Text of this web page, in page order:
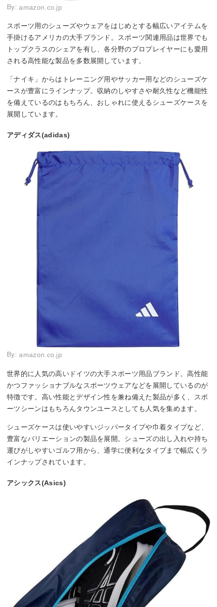
By:amazon.co.jp
スポーツ用のシューズやウェアをはじめとする幅広いアイテムを
手掛けるアメリカの大手ブランド。スポーツ関連用品は世界でも
トップクラスのシェアを有し、各分野のプロプレイヤーにも愛用
される高性能な製品を多数展開しています。
「ナイキ」からはトレーニング用やサッカー用などのシューズケ
ースが豊富にラインナップ。収納のしやすさや耐久性など機能性
を備えているのはもちろん、おしゃれに使えるシューズケースを
展開しています。
アディダス(adidas)
By:amazon.co.jp
世界的に人気の高いドイツの大手スポーツ用品ブランド。高性能
かつファッショナブルなスポーツウェアなどを展開しているのが
特徴です。高い性能とデザイン性を兼ね備えた製品が多く、スポ
ーツシーンはもちろんタウンユースとしても人気を集めます。
シューズケースは使いやすいジッパータイプや巾着タイプなど、
豊富なバリエーションの製品を展開。シューズの出し入れや持ち
運びがしやすいゴルフ用から、通学に便利なタイプまで幅広くラ
インナップされています。
アシックス(Asics)